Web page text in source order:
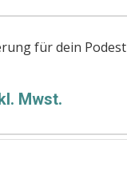
für dein Podest
Mwst.